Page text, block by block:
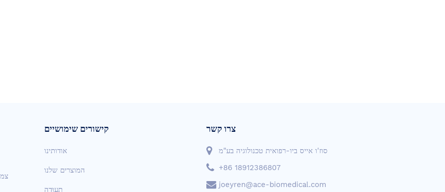
קישורים שימושיים
אודותינו
המוצרים שלנו
תְעוּדָה
צרו קשר
סוז'ו אייס ביו-רפואית טכנולוגיה בע"מ
+86 18912386807
joeyren@ace-biomedical.com